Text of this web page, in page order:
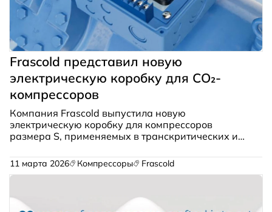
Frascold представил новую
электрическую коробку для CO₂-
компрессоров
Компания Frascold выпустила новую
электрическую коробку для компрессоров
размера S, применяемых в транскритических и
(R744).
11 марта 2026 Компрессоры Frascold